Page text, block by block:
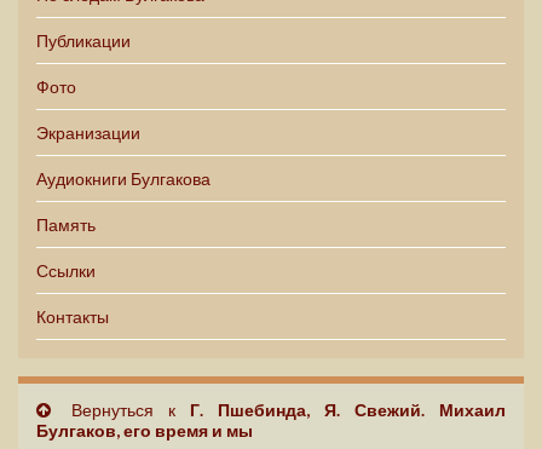
Публикации
Фото
Экранизации
Аудиокниги Булгакова
Память
Ссылки
Контакты
Вернуться к Г. Пшебинда, Я. Свежий. Михаил
Булгаков, его время и мы